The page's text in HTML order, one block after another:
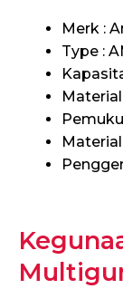
Merk :
Type :